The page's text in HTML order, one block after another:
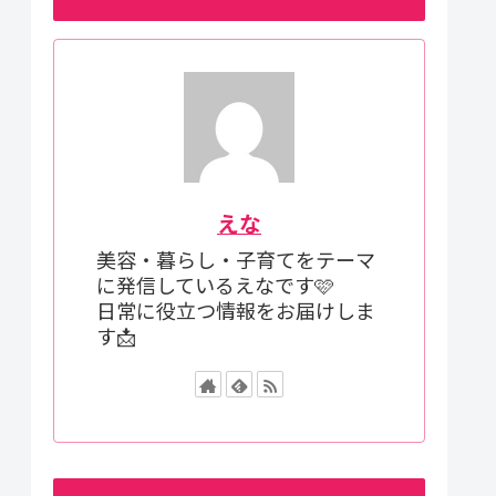
えな
美容・暮らし・子育てをテーマ
に発信しているえなです🩷
日常に役立つ情報をお届けしま
す📩